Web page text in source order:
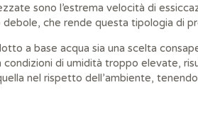
sono l’estrema velocità di
debole, che rende questa tipologia di
a base acqua sia una scelta
di umidità troppo elevate,
nel rispetto dell’ambiente,